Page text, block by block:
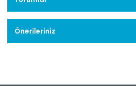
Önerileriniz